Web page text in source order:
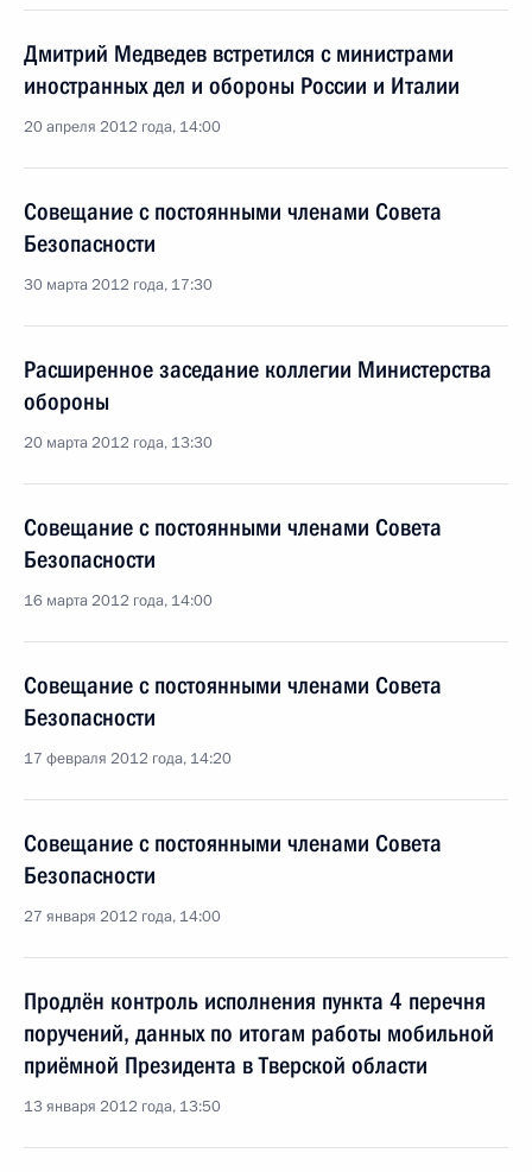
Дмитрий Медведев встретился с министрами
иностранных дел и обороны России и Италии
20 апреля 2012 года, 14:00
Совещание с постоянными членами Совета
Безопасности
30 марта 2012 года, 17:30
Расширенное заседание коллегии Министерства
обороны
20 марта 2012 года, 13:30
Совещание с постоянными членами Совета
Безопасности
16 марта 2012 года, 14:00
Совещание с постоянными членами Совета
Безопасности
17 февраля 2012 года, 14:20
Совещание с постоянными членами Совета
Безопасности
27 января 2012 года, 14:00
Продлён контроль исполнения пункта 4 перечня
поручений, данных по итогам работы мобильной
приёмной Президента в Тверской области
13 января 2012 года, 13:50